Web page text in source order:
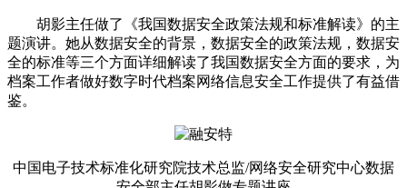
胡影主任做了《我国数据安全政策法规和标准解读》的主
题演讲。她从数据安全的背景，数据安全的政策法规，数据安
全的标准等三个方面详细解读了我国数据安全方面的要求，为
档案工作者做好数字时代档案网络信息安全工作提供了有益借
鉴。
中国电子技术标准化研究院技术总监/网络安全研究中心数据